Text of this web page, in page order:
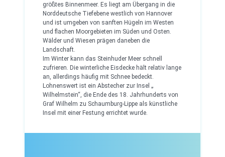
größtes Binnenmeer. Es liegt am Übergang in die
Norddeutsche Tiefebene westlich von Hannover
und ist umgeben von sanften Hügeln im Westen
und flachen Moorgebieten im Süden und Osten.
Wälder und Wiesen prägen daneben die
Landschaft.
Im Winter kann das Steinhuder Meer schnell
zufrieren. Die winterliche Eisdecke hält relativ lange
an, allerdings häufig mit Schnee bedeckt.
Lohnenswert ist ein Abstecher zur Insel „
Wilhelmstein“, die Ende des 18. Jahrhunderts von
Graf Wilhelm zu Schaumburg-Lippe als künstliche
Insel mit einer Festung errichtet wurde.